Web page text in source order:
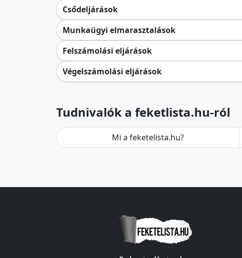
Csődeljárások
Munkaügyi elmarasztalások
Felszámolási eljárások
Végelszámolási eljárások
Tudnivalók a feketlista.hu-ról
Mi a feketelista.hu?